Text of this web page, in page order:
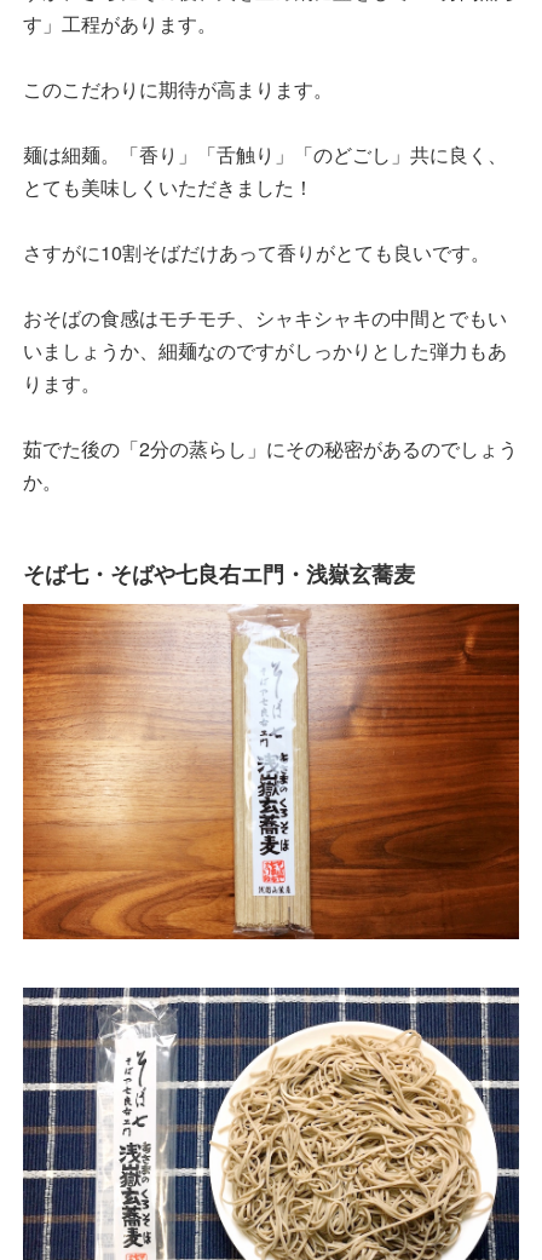
す」工程があります。
このこだわりに期待が高まります。
麺は細麺。「香り」「舌触り」「のどごし」共に良く、
とても美味しくいただきました！
さすがに10割そばだけあって香りがとても良いです。
おそばの食感はモチモチ、シャキシャキの中間とでもい
いましょうか、細麺なのですがしっかりとした弾力もあ
ります。
茹でた後の「2分の蒸らし」にその秘密があるのでしょう
か。
そば七・そばや七良右エ門・浅嶽玄蕎麦